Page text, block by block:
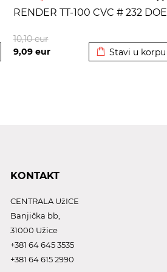
RENDER TT-100 CVC # 232 DOE
9,09 eur
10,10eur
Stavi u korpu
KONTAKT
CENTRALA UžICE
Banjička bb,
31000 Užice
+381 64 645 3535
+381 64 615 2990